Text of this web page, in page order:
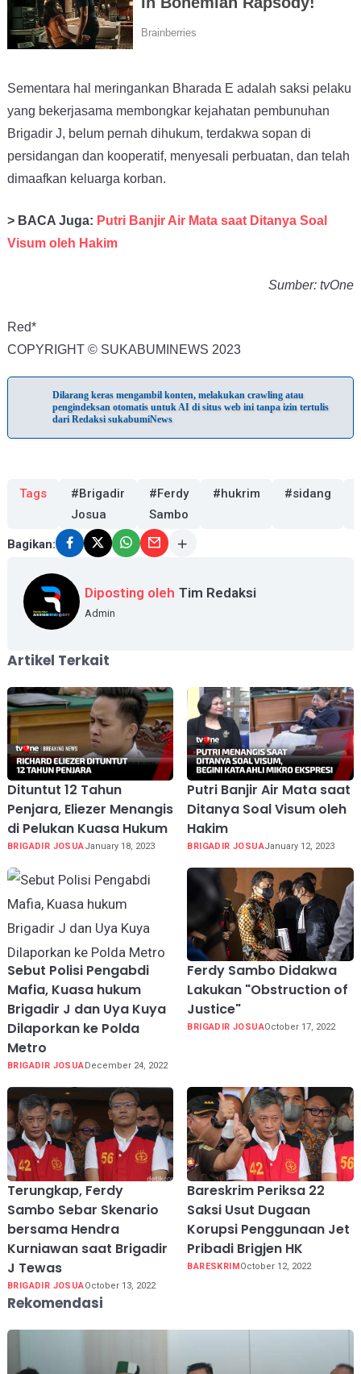
Sementara hal meringankan Bharada E adalah saksi pelaku
yang bekerjasama membongkar kejahatan pembunuhan
Brigadir J, belum pernah dihukum, terdakwa sopan di
persidangan dan kooperatif, menyesali perbuatan, dan telah
dimaafkan keluarga korban.
> BACA Juga: Putri Banjir Air Mata saat Ditanya Soal
Visum oleh Hakim
Sumber: tvOne
Red*
COPYRIGHT © SUKABUMINEWS 2023
Dilarang keras mengambil konten, melakukan crawling atau
pengindeksan otomatis untuk AI di situs web ini tanpa izin tertulis
dari Redaksi sukabumiNews
Tags
#Brigadir
Josua
#Ferdy
Sambo
#hukrim #sidang
Bagikan:
Diposting oleh Tim Redaksi
Admin
Artikel Terkait
Dituntut 12 Tahun
Penjara, Eliezer Menangis
di Pelukan Kuasa Hukum
BRIGADIR JOSUAJanuary 18, 2023
Putri Banjir Air Mata saat
Ditanya Soal Visum oleh
Hakim
BRIGADIR JOSUAJanuary 12, 2023
Sebut Polisi Pengabdi
Mafia, Kuasa hukum
Brigadir J dan Uya Kuya
Dilaporkan ke Polda
Metro
BRIGADIR JOSUA December 24, 2022
Ferdy Sambo Didakwa
Lakukan "Obstruction of
Justice"
BRIGADIR JOSUAOctober 17, 2022
Terungkap, Ferdy
Sambo Sebar Skenario
bersama Hendra
Kurniawan saat Brigadir
J Tewas
BRIGADIR JOSUAOctober 13, 2022
Bareskrim Periksa 22
Saksi Usut Dugaan
Korupsi Penggunaan Jet
Pribadi Brigjen HK
BARESKRIMOctober 12, 2022
Rekomendasi